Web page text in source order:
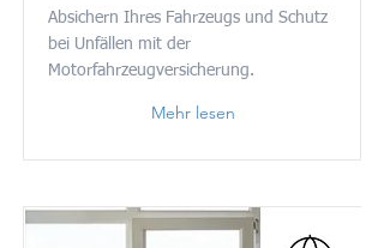
Absichern Ihres Fahrzeugs und Schutz
bei Unfällen mit der
Motorfahrzeugversicherung.
Mehr lesen